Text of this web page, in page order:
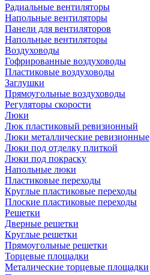
Радиальные вентиляторы
Напольные вентиляторы
Панели для вентиляторов
Напольные вентиляторы
Воздуховоды
Гофрированные воздуховоды
Пластиковые воздуховоды
Заглушки
Прямоугольные воздуховоды
Регуляторы скорости
Люки
Люк пластиковый ревизионный
Люки металлические ревизионные
Люки под отделку плиткой
Люки под покраску
Напольные люки
Пластиковые переходы
Круглые пластиковые переходы
Плоские пластиковые переходы
Решетки
Дверные решетки
Круглые решетки
Прямоугольные решетки
Торцевые площадки
Металические торцевые площадки